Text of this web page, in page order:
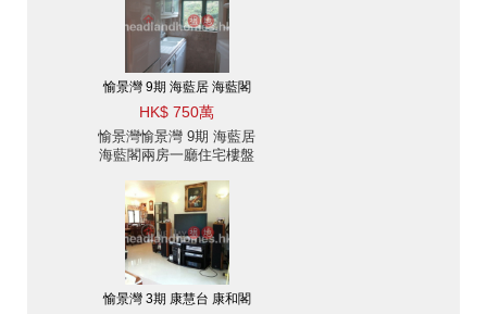
愉景灣 9期 海藍居 海藍閣
HK$ 750萬
愉景灣愉景灣 9期 海藍居
海藍閣兩房一廳住宅樓盤
愉景灣 3期 康慧台 康和閣